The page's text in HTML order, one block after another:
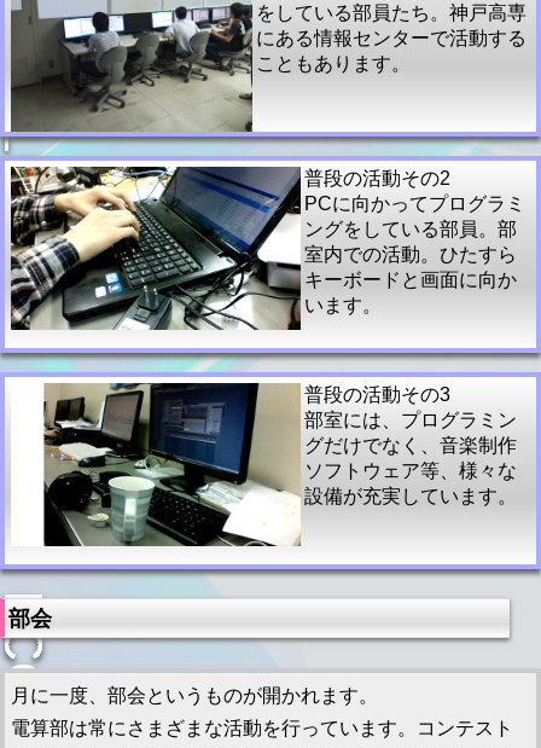
をしている部員たち。神戸高専
にある情報センターで活動する
こともあります。
普段の活動その2
PCに向かってプログラミ
ングをしている部員。部
室内での活動。ひたすら
キーボードと画面に向か
います。
普段の活動その3
部室には、プログラミン
グだけでなく、音楽制作
ソフトウェア等、様々な
設備が充実しています。
部会
月に一度、部会というものが開かれます。
電算部は常にさまざまな活動を行っています。コンテスト